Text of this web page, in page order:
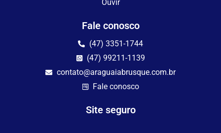
Ouvir
Fale conosco
(47) 3351-1744
(47) 99211-1139
contato@araguaiabrusque.com.br
Fale conosco
Site seguro